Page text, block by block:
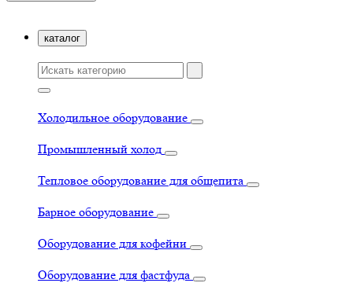
каталог
Холодильное оборудование
Промышленный холод
Тепловое оборудование для общепита
Барное оборудование
Оборудование для кофейни
Оборудование для фастфуда